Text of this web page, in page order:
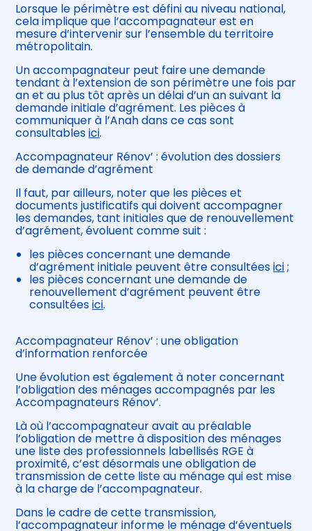
Lorsque le périmètre est défini au niveau national,
cela implique que l’accompagnateur est en
mesure d’intervenir sur l’ensemble du territoire
métropolitain.
Un accompagnateur peut faire une demande
tendant à l’extension de son périmètre une fois par
an et au plus tôt après un délai d’un an suivant la
demande initiale d’agrément. Les pièces à
communiquer à l’Anah dans ce cas sont
consultablesici.
Accompagnateur Rénov’ : évolution des dossiers
de demande d’agrément
Il faut, par ailleurs, noter que les pièces et
documents justificatifs qui doivent accompagner
les demandes, tant initiales que de renouvellement
d’agrément, évoluent comme suit :
les pièces concernant une demande
d’agrément initiale peuvent être consultéesici;
les pièces concernant une demande de
renouvellement d’agrément peuvent être
consultéesici.
Accompagnateur Rénov’ : une obligation
d’information renforcée
Une évolution est également à noter concernant
l’obligation des ménages accompagnés par les
Accompagnateurs Rénov’.
Là où l’accompagnateur avait au préalable
l’obligation de mettre à disposition des ménages
une liste des professionnels labellisés RGE à
proximité, c’est désormais une obligation de
transmission de cette liste au ménage qui est mise
à la charge de l’accompagnateur.
Dans le cadre de cette transmission,
l’accompagnateur informe le ménage d’éventuels